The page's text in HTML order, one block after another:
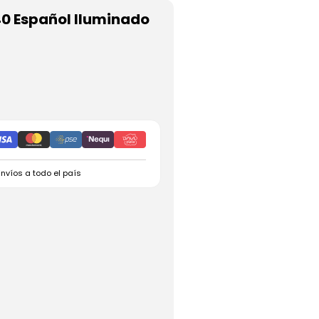
Español Iluminado
a todo el país